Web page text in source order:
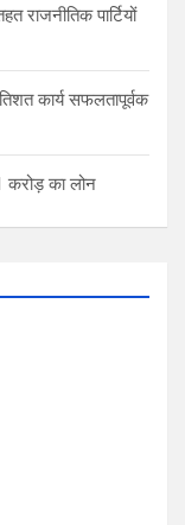
राजनीतिक पार्टियों
कार्य सफलतापूर्वक
करोड़ का लोन